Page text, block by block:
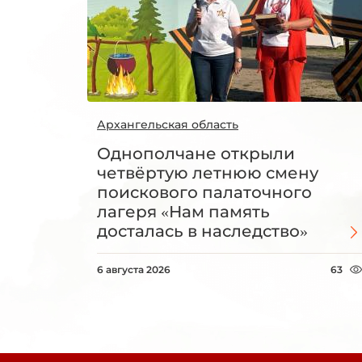
Архангельская область
Однополчане открыли
четвёртую летнюю смену
поискового палаточного
лагеря «Нам память
досталась в наследство»
6 августа 2026 63